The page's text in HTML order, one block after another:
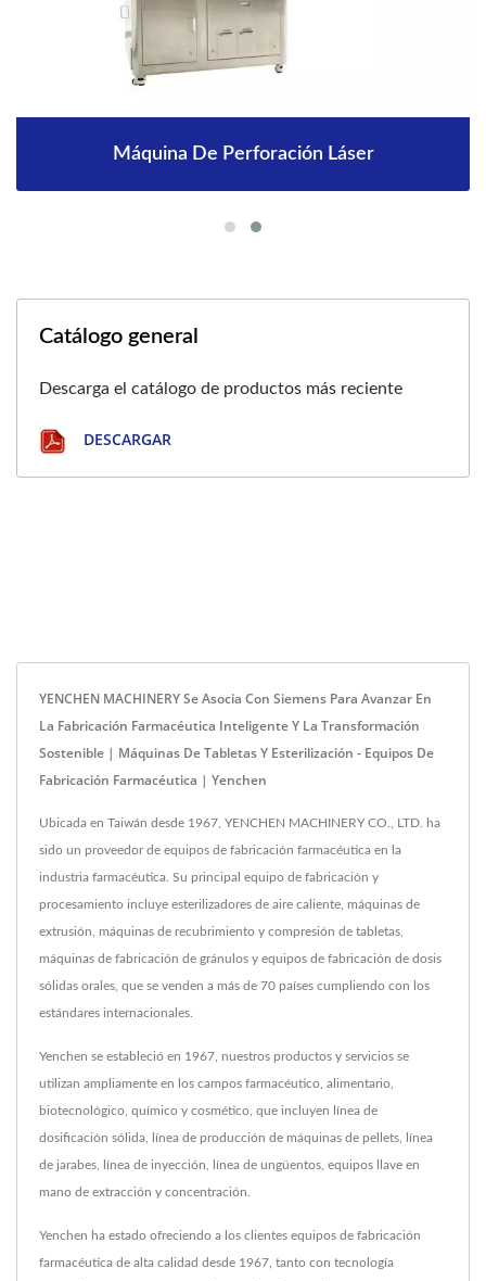
Máquina De Perforación Láser
Catálogo general
Descarga el catálogo de productos más reciente
DESCARGAR
YENCHEN MACHINERY Se Asocia Con Siemens Para Avanzar En
La Fabricación Farmacéutica Inteligente Y La Transformación
Sostenible | Máquinas De Tabletas Y Esterilización - Equipos De
Fabricación Farmacéutica | Yenchen
Ubicada en Taiwán desde 1967, YENCHEN MACHINERY CO., LTD. ha
sido un proveedor de equipos de fabricación farmacéutica en la
industria farmacéutica. Su principal equipo de fabricación y
procesamiento incluye esterilizadores de aire caliente, máquinas de
extrusión, máquinas de recubrimiento y compresión de tabletas,
máquinas de fabricación de gránulos y equipos de fabricación de dosis
sólidas orales, que se venden a más de 70 países cumpliendo con los
estándares internacionales.
Yenchen se estableció en 1967, nuestros productos y servicios se
utilizan ampliamente en los campos farmacéutico, alimentario,
biotecnológico, químico y cosmético, que incluyen línea de
dosificación sólida, línea de producción de máquinas de pellets, línea
de jarabes, línea de inyección, línea de ungüentos, equipos llave en
mano de extracción y concentración.
Yenchen ha estado ofreciendo a los clientes equipos de fabricación
farmacéutica de alta calidad desde 1967, tanto con tecnología